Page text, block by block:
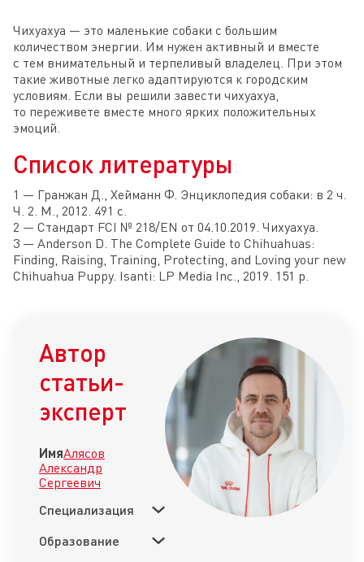
Чихуахуа — это маленькие собаки с большим
количеством энергии. Им нужен активный и вместе
с тем внимательный и терпеливый владелец. При этом
такие животные легко адаптируются к городским
условиям. Если вы решили завести чихуахуа,
то переживете вместе много ярких положительных
эмоций.
Список литературы
1 — Гранжан Д., Хейманн Ф. Энциклопедия собаки: в 2 ч.
Ч. 2. М., 2012. 491 с.
2 — Стандарт FCI № 218/EN от 04.10.2019. Чихуахуа.
3 — Anderson D. The Complete Guide to Chihuahuas:
Finding, Raising, Training, Protecting, and Loving your new
Chihuahua Puppy. Isanti: LP Media Inc., 2019. 151 p.
Автор
статьи-
эксперт
ИмяАлясов
Александр
Сергеевич
Специализация
Образование